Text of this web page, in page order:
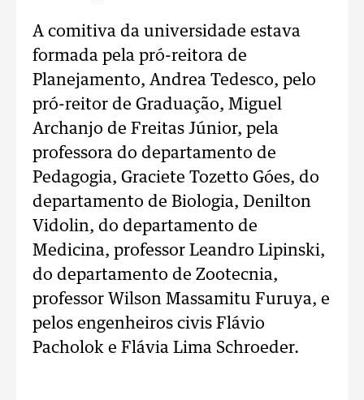
A comitiva da universidade estava
formada pela pró-reitora de
Planejamento, Andrea Tedesco, pelo
pró-reitor de Graduação, Miguel
Archanjo de Freitas Júnior, pela
professora do departamento de
Pedagogia, Graciete Tozetto Góes, do
departamento de Biologia, Denilton
Vidolin, do departamento de
Medicina, professor Leandro Lipinski,
do departamento de Zootecnia,
professor Wilson Massamitu Furuya, e
pelos engenheiros civis Flávio
Pacholok e Flávia Lima Schroeder.